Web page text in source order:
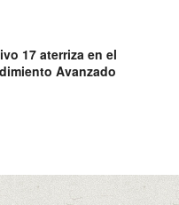
17 aterriza en el
Avanzado